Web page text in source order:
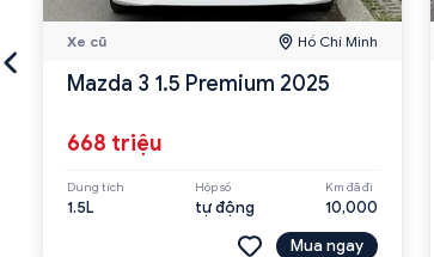
Xe cũ Hồ Chí Minh
Mazda 3 1.5 Premium 2025
668 triệu
Dung tích
1.5L
Hộp số
tự động
Km đã đi
10,000
Mua ngay